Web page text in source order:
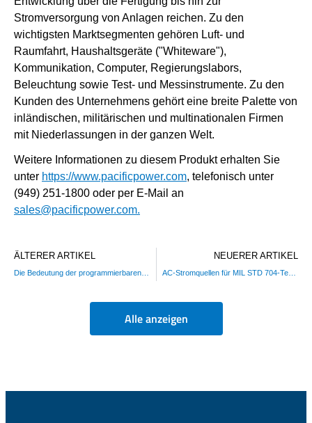
Stromversorgung von Anlagen reichen. Zu den
wichtigsten Marktsegmenten gehören Luft- und
Raumfahrt, Haushaltsgeräte ("Whiteware"),
Kommunikation, Computer, Regierungslabors,
Beleuchtung sowie Test- und Messinstrumente. Zu den
Kunden des Unternehmens gehört eine breite Palette von
inländischen, militärischen und multinationalen Firmen
mit Niederlassungen in der ganzen Welt.
Weitere Informationen zu diesem Produkt erhalten Sie
unter https://www.pacificpower.com, telefonisch unter
(949) 251-1800 oder per E-Mail an
sales@pacificpower.com.
ÄLTERER ARTIKEL NEUERER ARTIKEL
AC-Stromquellen für MIL STD 704-Tests
Alle anzeigen